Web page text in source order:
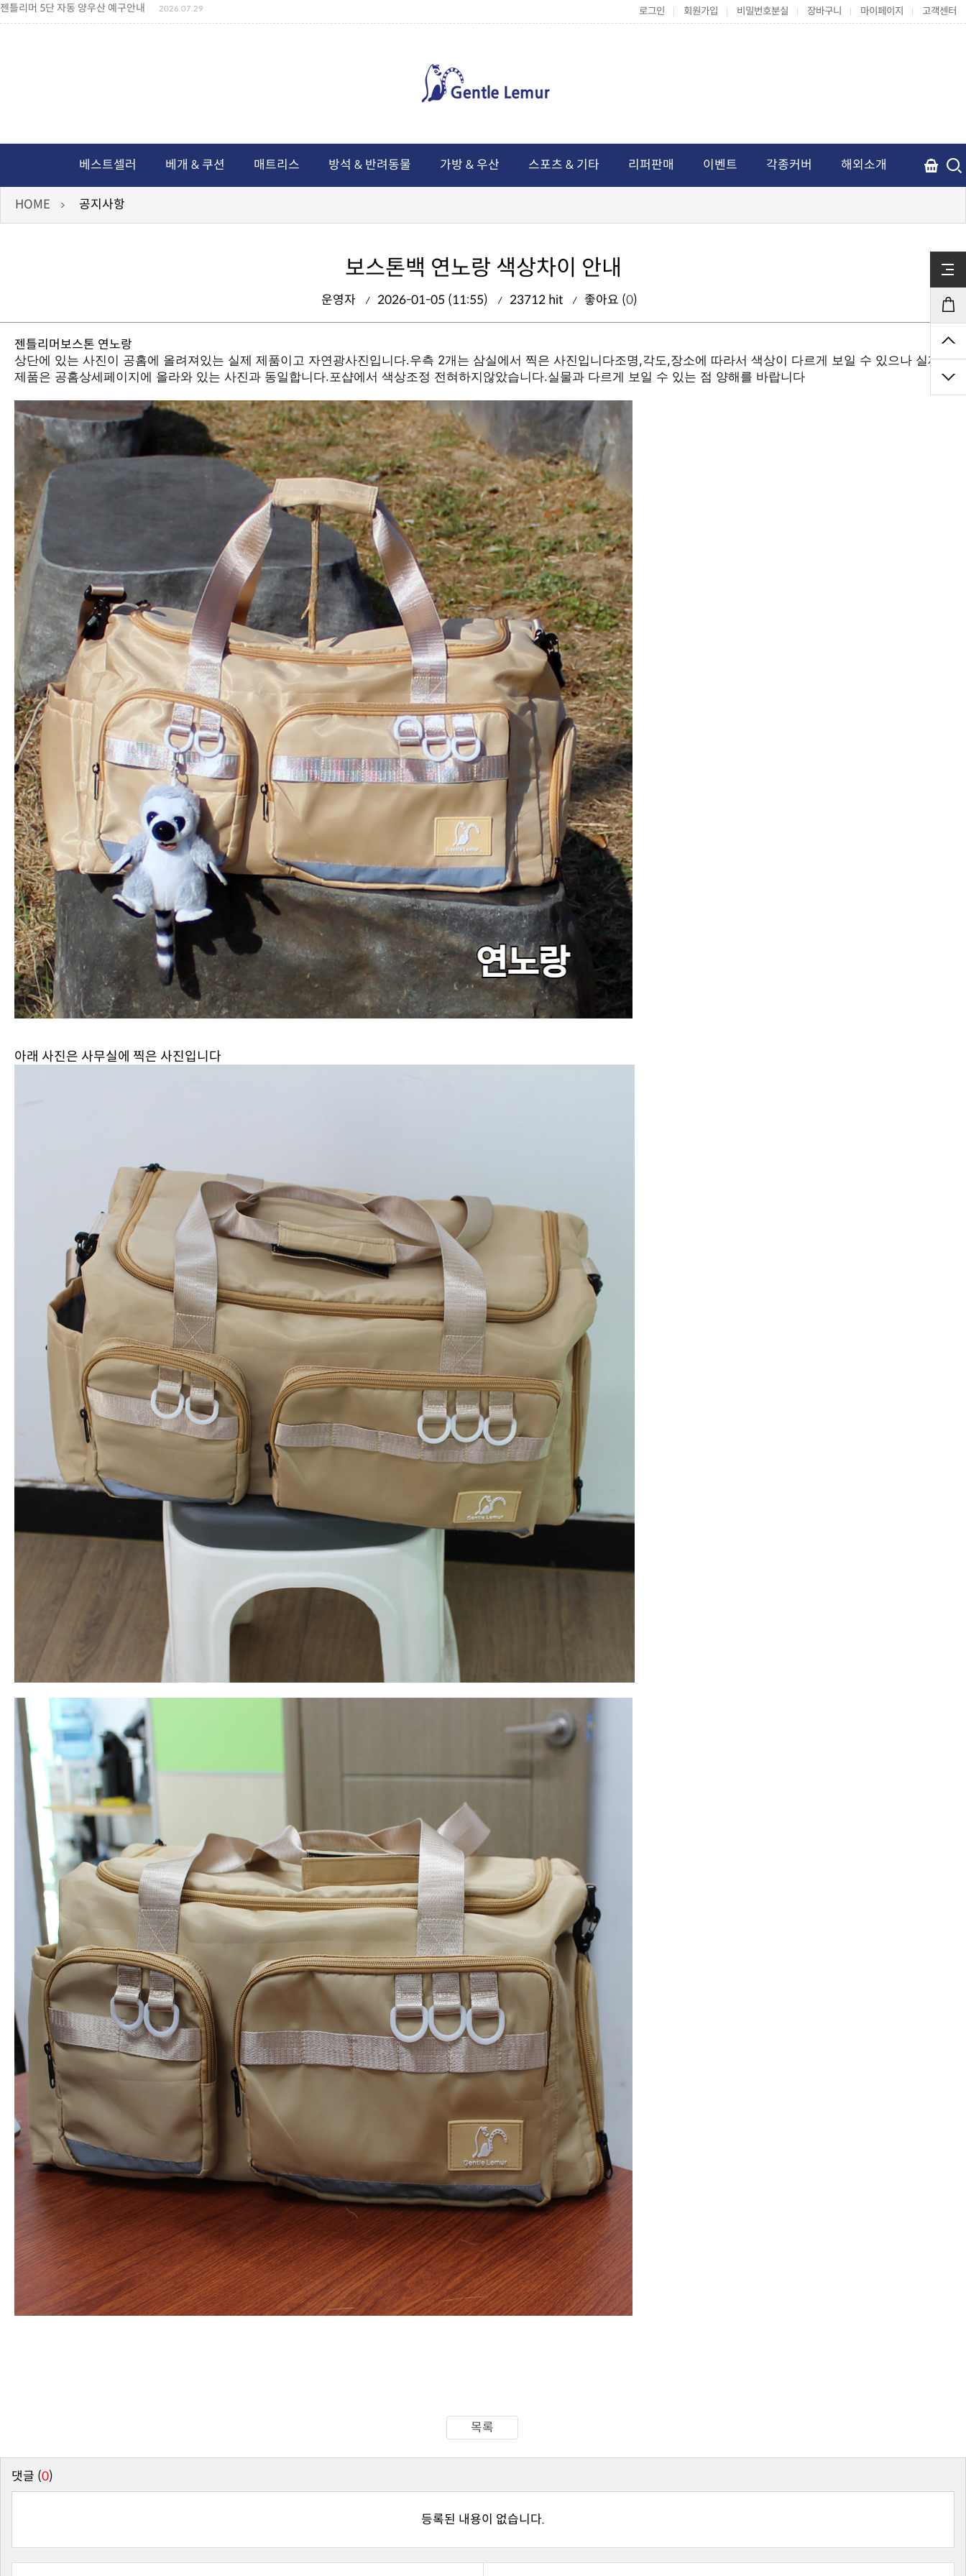
젠틀리머 메모리제품 가격인상 안내 2026.07.27
왕나비경추베개 신상품 안내 2026.07.21
로그인 회원가입 비밀번호분실 장바구니 마이페이지 고객센터
베스트셀러 베개 & 쿠션 매트리스 방석 & 반려동물 가방 & 우산 스포츠 & 기타 리퍼판매 이벤트 각종커버 해외소개
HOME 공지사항
보스톤백 연노랑 색상차이 안내
운영자 2026-01-05 (11:55) 23712 hit 좋아요 (0)
젠틀리머보스톤 연노랑
제품은 공홈상세페이지에 올라와 있는 사진과 동일합니다.포샵에서 색상조정 전혀하지않았습니다.실물과 다르게 보일 수 있는 점 양해를 바랍니다
아래 사진은 사무실에 찍은 사진입니다
목록
댓글 (0)
등록된 내용이 없습니다.